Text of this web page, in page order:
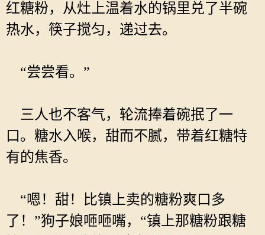
红糖粉，从灶上温着水的锅里兑了半碗
热水，筷子搅匀，递过去。
“尝尝看。”
三人也不客气，轮流捧着碗抿了一
口。糖水入喉，甜而不腻，带着红糖特
有的焦香。
“嗯！甜！比镇上卖的糖粉爽口多
了！”狗子娘咂咂嘴，“镇上那糖粉跟糖